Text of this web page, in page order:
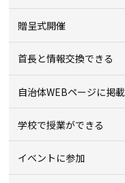
贈呈式開催
首長と情報交換できる
自治体WEBページに掲載
学校で授業ができる
イベントに参加